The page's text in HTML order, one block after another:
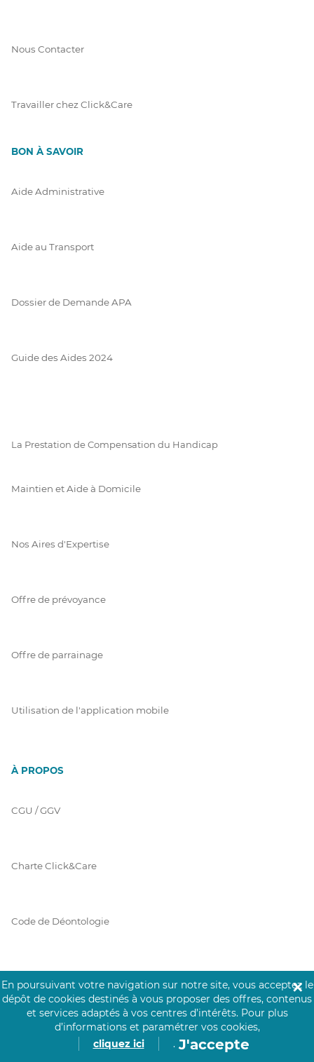
Nous Contacter
Travailler chez Click&Care
BON À SAVOIR
Aide Administrative
Aide au Transport
Dossier de Demande APA
Guide des Aides 2024
La Prestation de Compensation du Handicap
Maintien et Aide à Domicile
Nos Aires d'Expertise
Offre de prévoyance
Offre de parrainage
Utilisation de l'application mobile
À PROPOS
CGU / GGV
Charte Click&Care
Code de Déontologie
Prérequis Click&Care
En poursuivant votre navigation sur notre site, vous acceptez le
dépôt de cookies destinés à vous proposer des offres, contenus
et services adaptés à vos centres d’intérêts. Pour plus
d’informations et paramétrer vos cookies,
cliquez ici
. J'accepte
✕